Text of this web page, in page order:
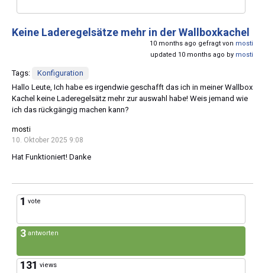
Keine Laderegelsätze mehr in der Wallboxkachel
10 months ago gefragt von mosti
updated 10 months ago by mosti
Tags:
Konfiguration
Hallo Leute, Ich habe es irgendwie geschafft das ich in meiner Wallbox
Kachel keine Laderegelsätz mehr zur auswahl habe! Weis jemand wie
ich das rückgängig machen kann?
mosti
10. Oktober 2025 9:08
Hat Funktioniert! Danke
1 vote
3 antworten
131 views